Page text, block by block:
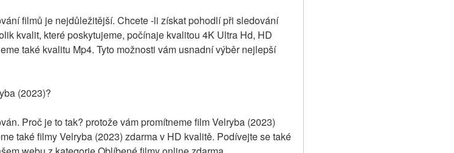
filmů je nejdůležitější. Chcete -li získat pohodlí při sledování
kvalit, které poskytujeme, počínaje kvalitou 4K Ultra Hd, HD
také kvalitu Mp4. Tyto možnosti vám usnadní výběr nejlepší
(2023)?
Proč je to tak? protože vám promítneme film Velryba (2023)
také filmy Velryba (2023) zdarma v HD kvalitě. Podívejte se také